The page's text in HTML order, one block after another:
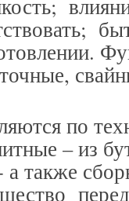
по
– из
а также